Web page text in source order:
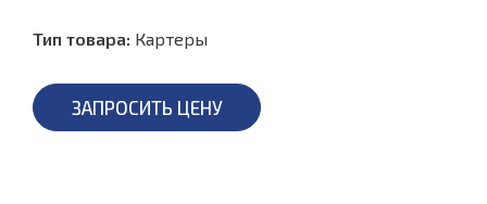
Тип товара: Картеры
ЗАПРОСИТЬ ЦЕНУ